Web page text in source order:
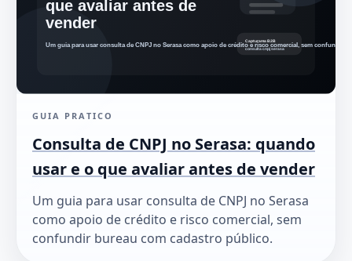
GUIA PRATICO
Consulta de CNPJ no Serasa: quando
usar e o que avaliar antes de vender
Um guia para usar consulta de CNPJ no Serasa
como apoio de crédito e risco comercial, sem
confundir bureau com cadastro público.